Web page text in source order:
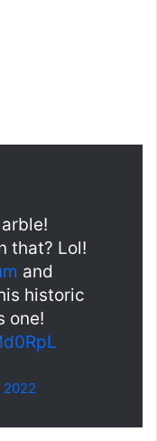
that? Lol!
and
historic
one!
2022